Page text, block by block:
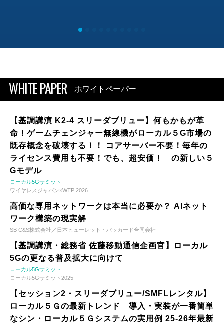
WHITE PAPER ホワイトペーパー
【基調講演 K2-4 スリーダブリュー】何もかもが革
命！ゲームチェンジャー無線機がローカル５G市場の
既存概念を破壊する！！ コアサーバー不要！毎年の
ライセンス費用も不要！でも、超安価！ の新しい５
Gモデル
ローカル5Gサミット
ワイヤレスジャパン×WTP 2026
高価な専用ネットワークは本当に必要か？ AIネット
ワーク構築の現実解
SB C&S株式会社／日本ヒューレット・パッカード合同会社
【基調講演・総務省 佐藤移動通信企画官】ローカル
5Gの更なる普及拡大に向けて
ローカル5Gサミット
ローカル5Gサミット2025
【セッション2・スリーダブリュー/SMFLレンタル】
ローカル５Ｇの最新トレンド 導入・実装が一番簡単
なシン・ローカル５Ｇシステムの実用例 25-26年最新